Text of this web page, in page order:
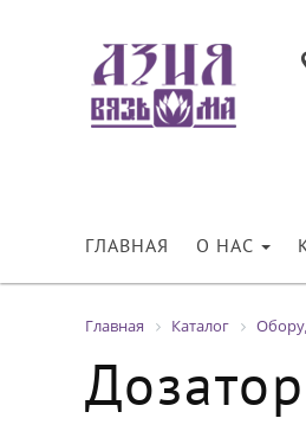
ГЛАВНАЯ О НАС
Главная Каталог